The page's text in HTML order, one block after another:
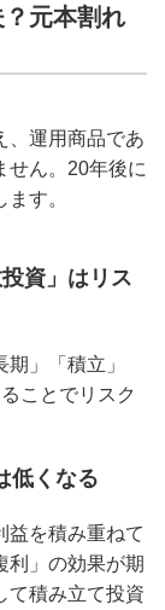
元本割れ
、運用商品であ
せん。20年後に
す。
資」はリス
」「積立」
ことでリスク
低くなる
益を積み重ねて
利」の効果が期
て積み立て投資